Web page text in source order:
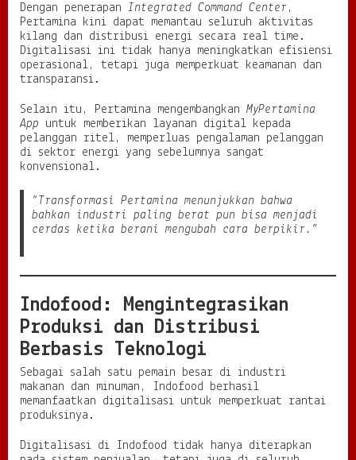
Dengan penerapan Integrated Command Center,
Pertamina kini dapat memantau seluruh aktivitas
kilang dan distribusi energi secara real time.
Digitalisasi ini tidak hanya meningkatkan efisiensi
operasional, tetapi juga memperkuat keamanan dan
transparansi.
Selain itu, Pertamina mengembangkan MyPertamina
App untuk memberikan layanan digital kepada
pelanggan ritel, memperluas pengalaman pelanggan
di sektor energi yang sebelumnya sangat
konvensional.
“Transformasi Pertamina menunjukkan bahwa
bahkan industri paling berat pun bisa menjadi
cerdas ketika berani mengubah cara berpikir.”
Indofood: Mengintegrasikan
Produksi dan Distribusi
Berbasis Teknologi
Sebagai salah satu pemain besar di industri
makanan dan minuman, Indofood berhasil
memanfaatkan digitalisasi untuk memperkuat rantai
produksinya.
Digitalisasi di Indofood tidak hanya diterapkan